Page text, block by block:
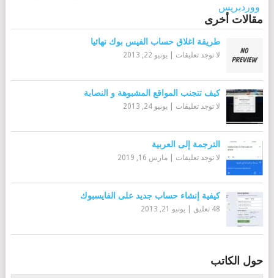
ووردبريس
مقالات أخرى
طريقة اغلاق حساب الفيس بوك نهائيا
لا توجد تعليقات يونيو 22, 2013
كيف تتجنب المواقع المشبوهة و النصابة
لا توجد تعليقات يونيو 24, 2013
الترجمة إلى العربية
لا توجد تعليقات مارس 16, 2019
كيفية إنشاء حساب جديد على الفايسبوك
48 تعليق يونيو 21, 2013
حول الكاتب